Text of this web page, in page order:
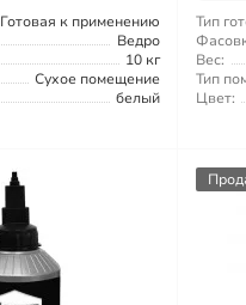
Готовая к применению
Ведро
10 кг
Сухое помещение
белый
Тип
Вес:
Тип
Цвет: